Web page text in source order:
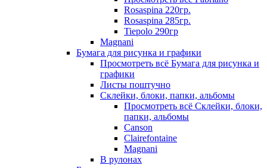
Rosaspina 220гр.
Rosaspina 285гр.
Tiepolo 290гр
Magnani
Бумага для рисунка и графики
Просмотреть всё Бумага для рисунка и
графики
Листы поштучно
Склейки, блоки, папки, альбомы
Просмотреть всё Склейки, блоки,
папки, альбомы
Canson
Clairefontaine
Magnani
В рулонах